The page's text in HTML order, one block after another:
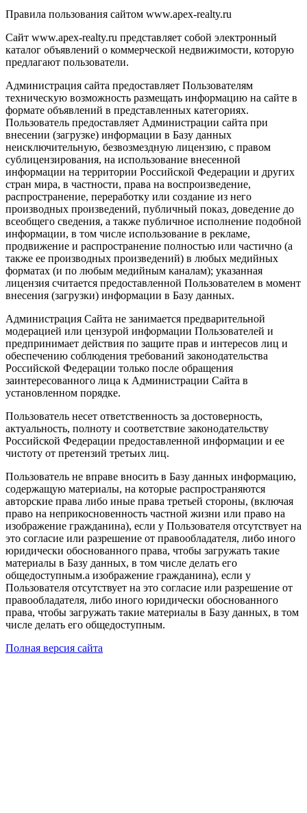
Правила пользования сайтом www.apex-realty.ru
Сайт www.apex-realty.ru представляет собой электронный
каталог объявлений о коммерческой недвижимости, которую
предлагают пользователи.
Администрация сайта предоставляет Пользователям
техническую возможность размещать информацию на сайте в
формате объявлений в представленных категориях.
Пользователь предоставляет Администрации сайта при
внесении (загрузке) информации в Базу данных
неисключительную, безвозмездную лицензию, с правом
сублицензирования, на использование внесенной
информации на территории Российской Федерации и других
стран мира, в частности, права на воспроизведение,
распространение, переработку или создание из него
производных произведений, публичный показ, доведение до
всеобщего сведения, а также публичное исполнение подобной
информации, в том числе использование в рекламе,
продвижение и распространение полностью или частично (а
также ее производных произведений) в любых медийных
форматах (и по любым медийным каналам); указанная
лицензия считается предоставленной Пользователем в момент
внесения (загрузки) информации в Базу данных.
Администрация Сайта не занимается предварительной
модерацией или цензурой информации Пользователей и
предпринимает действия по защите прав и интересов лиц и
обеспечению соблюдения требований законодательства
Российской Федерации только после обращения
заинтересованного лица к Администрации Сайта в
установленном порядке.
Пользователь несет ответственность за достоверность,
актуальность, полноту и соответствие законодательству
Российской Федерации предоставленной информации и ее
чистоту от претензий третьих лиц.
Пользователь не вправе вносить в Базу данных информацию,
содержащую материалы, на которые распространяются
авторские права либо иные права третьей стороны, (включая
право на неприкосновенность частной жизни или право на
изображение гражданина), если у Пользователя отсутствует на
это согласие или разрешение от правообладателя, либо иного
юридически обоснованного права, чтобы загружать такие
материалы в Базу данных, в том числе делать его
общедоступным.а изображение гражданина), если у
Пользователя отсутствует на это согласие или разрешение от
правообладателя, либо иного юридически обоснованного
права, чтобы загружать такие материалы в Базу данных, в том
числе делать его общедоступным.
Полная версия сайта